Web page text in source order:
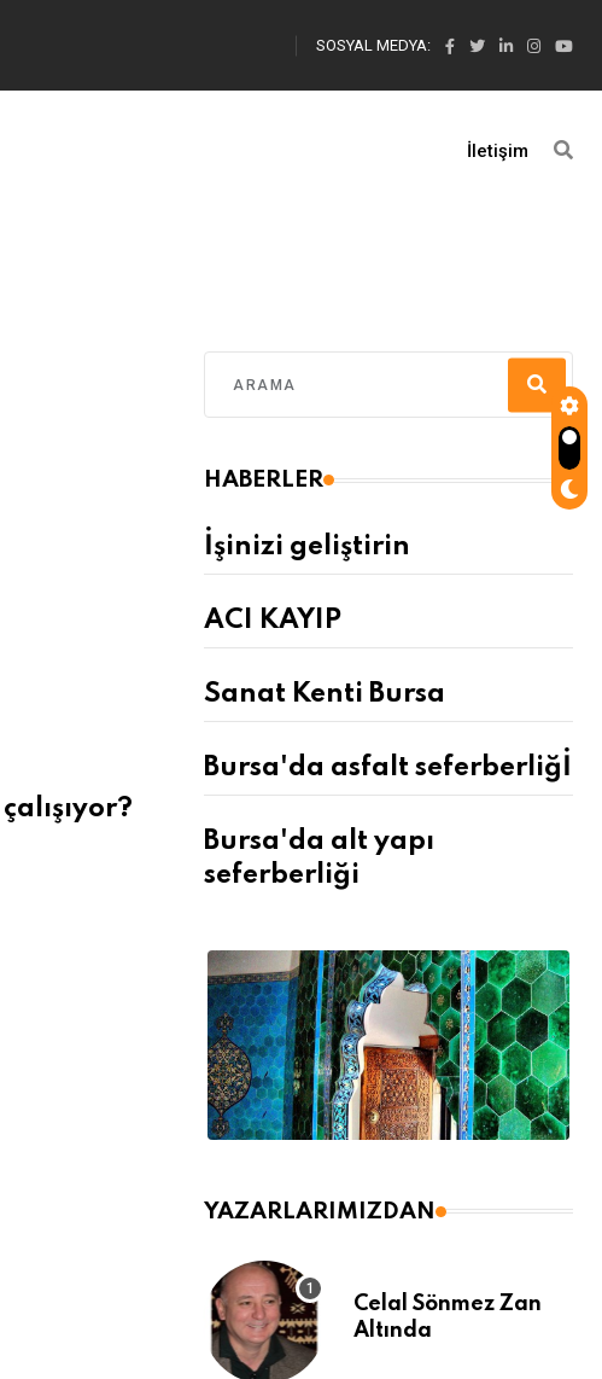
SOSYAL MEDYA:
İletişim
HABERLER
İşinizi geliştirin
ACI KAYIP
Sanat Kenti Bursa
Bursa'da asfalt seferberliğİ
Bursa'da alt yapı
seferberliği
YAZARLARIMIZDAN
Celal Sönmez Zan
Altında